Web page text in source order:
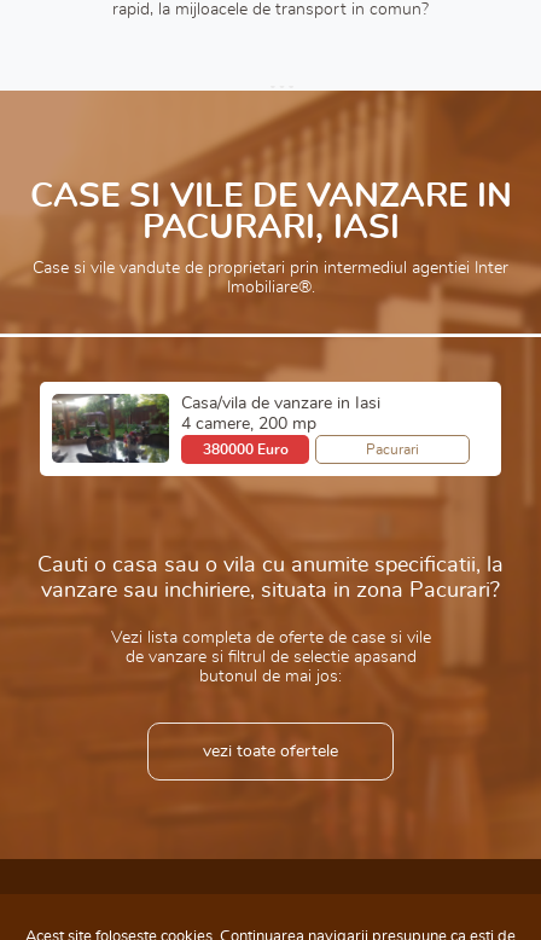
rapid, la mijloacele de transport in comun?
CASE SI VILE DE VANZARE IN
PACURARI, IASI
Case si vile vandute de proprietari prin intermediul agentiei Inter
Imobiliare®.
Casa/vila de vanzare in Iasi
4 camere, 200 mp
380000 Euro Pacurari
Cauti o casa sau o vila cu anumite specificatii, la
vanzare sau inchiriere, situata in zona Pacurari?
Vezi lista completa de oferte de case si vile
de vanzare si filtrul de selectie apasand
butonul de mai jos:
vezi toate ofertele
Web Design by TREI IDEI